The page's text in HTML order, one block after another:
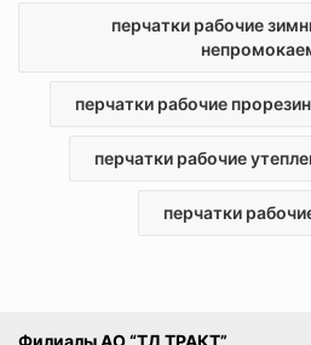
утеплителем, сохраняющим
комфорт даже при низких
перчатки с латексным
хорошее сцепление и тактильную
Все модели разработаны с
надежную защиту рук при
Выбор конкретной модели
перчатки рабочие
перчатки рабочие
перчатки рабочие
перчатки
Филиалы АО “ТД ТРАКТ”